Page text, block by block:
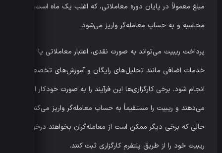
مبلغ معمولاً در پایان دوره معاملاتی، که اغلب یک ماه است،
محاسبه و به حساب معامله‌گر واریز می‌شود.
پرداخت ریبیت می‌تواند به صورت نقدی، اعتبار معاملاتی یا
خدمات اضافی مانند تحلیل‌های رایگان و آموزش‌های تخصصی
انجام شود. برخی کارگزاری‌ها این فرآیند را به صورت خودکار انجام
می‌دهند و ریبیت را مستقیماً به حساب معامله‌گر واریز می‌کنند، در
حالی که برخی دیگر ممکن است از معامله‌گران بخواهند درخواست
ریبیت خود را از طریق پلتفرم کارگزاری ثبت کنند.